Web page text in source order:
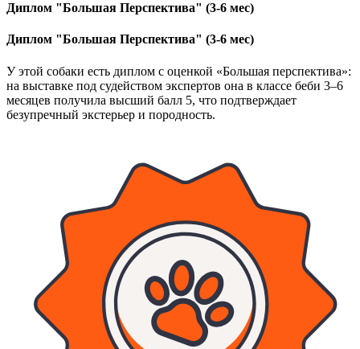
Диплом "Большая Перспектива" (3-6 мес)
Диплом "Большая Перспектива" (3-6 мес)
У этой собаки есть диплом с оценкой «Большая перспектива»:
на выставке под судейством экспертов она в классе беби 3–6
месяцев получила высший балл 5, что подтверждает
безупречный экстерьер и породность.